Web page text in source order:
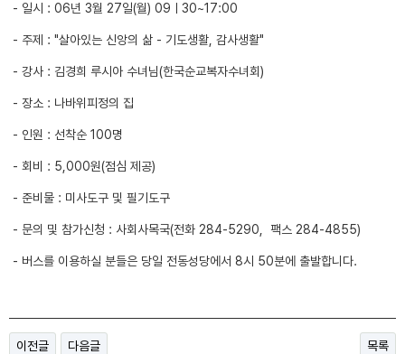
- 일시 : 06년 3월 27일(월) 09ㅣ30~17:00
- 주제 : "살아있는 신앙의 삶 - 기도생활, 감사생활"
- 강사 : 김경희 루시아 수녀님(한국순교복자수녀회)
- 장소 : 나바위피정의 집
- 인원 : 선착순 100명
- 회비 : 5,000원(점심 제공)
- 준비물 : 미사도구 및 필기도구
- 문의 및 참가신청 : 사회사목국(전화 284-5290, 팩스 284-4855)
- 버스를 이용하실 분들은 당일 전동성당에서 8시 50분에 출발합니다.
이전글 다음글 목록